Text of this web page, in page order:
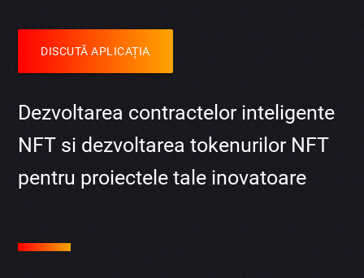
DISCUTĂ APLICAȚIA
Dezvoltarea contractelor inteligente
NFT si dezvoltarea tokenurilor NFT
pentru proiectele tale inovatoare